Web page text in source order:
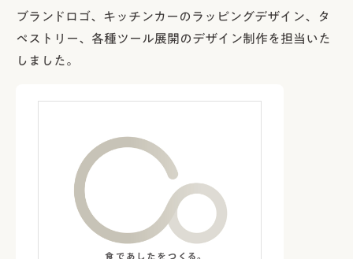
ブランドロゴ、キッチンカーのラッピングデザイン、タ
ペストリー、各種ツール展開のデザイン制作を担当いた
しました。